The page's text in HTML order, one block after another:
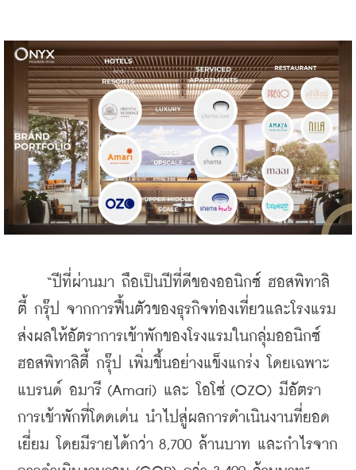
“ปีที่ผ่านมา ถือเป็นปีที่ดีของออนิกซ์ ฮอสพิทาลิ
ตี้ กรุ๊ป จากการฟื้นตัวของธุรกิจท่องเที่ยวและโรงแรม
ส่งผลให้อัตราการเข้าพักของโรงแรมในกลุ่มออนิกซ์
ฮอสพิทาลิตี้ กรุ๊ป เพิ่มขึ้นอย่างแข็งแกร่ง โดยเฉพาะ
แบรนด์ อมารี (Amari) และ โอโซ่ (OZO) มีอัตรา
การเข้าพักที่โดดเด่น นำไปสู่ผลการดำเนินงานที่ยอด
เยี่ยม โดยมีรายได้กว่า 8,700 ล้านบาท และกำไรจาก